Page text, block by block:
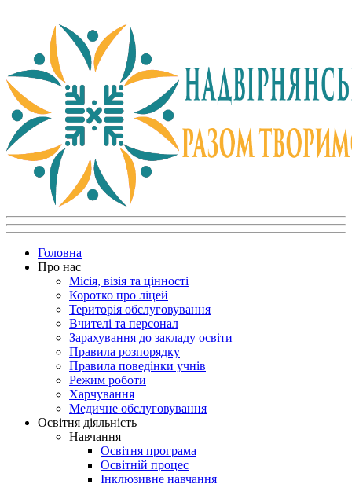
Головна
Про нас
Місія, візія та цінності
Коротко про ліцей
Територія обслуговування
Вчителі та персонал
Зарахування до закладу освіти
Правила розпорядку
Правила поведінки учнів
Режим роботи
Харчування
Медичне обслуговування
Освітня діяльність
Навчання
Освітня програма
Освітній процес
Інклюзивне навчання